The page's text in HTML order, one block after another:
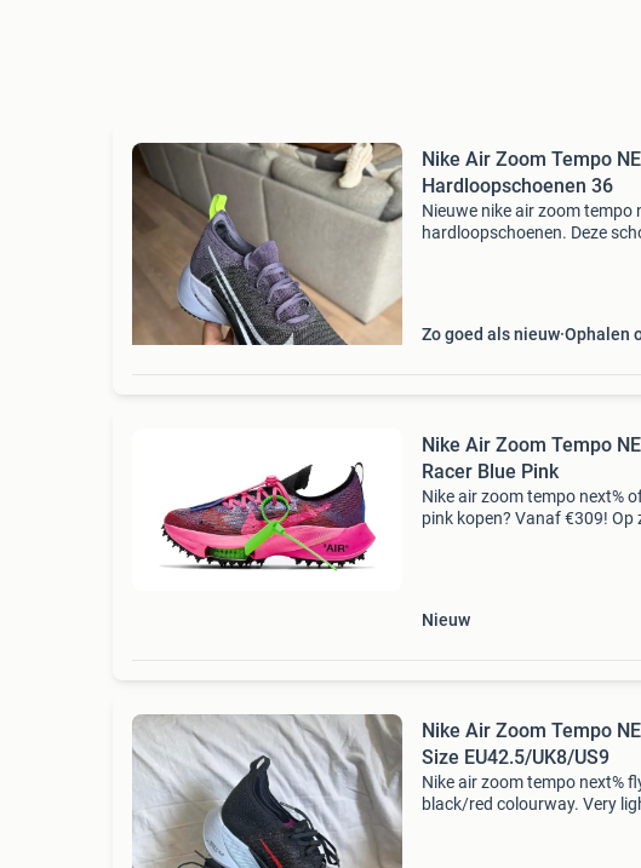
Nike Air Zoom Tempo
Hardloopschoenen 36
Nieuwe nike air zoom tempo
hardloopschoenen. Deze
Zo goed als nieuw Ophalen
Nike Air Zoom Tempo
Racer Blue Pink
Nike air zoom tempo next%
pink kopen? Vanaf €309! Op
Nieuw
Nike Air Zoom Tempo
Size EU42.5/UK8/US9
Nike air zoom tempo next%
black/red colourway. Very